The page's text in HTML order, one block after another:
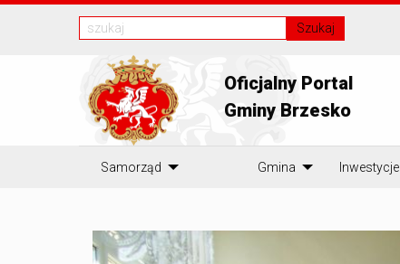
Szukaj
Oficjalny Portal
Gminy Brzesko
Samorząd Gmina Inwestycje